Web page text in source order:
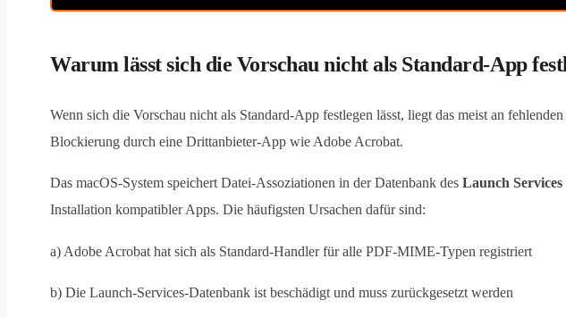
Warum lässt sich die Vorschau nicht als Standard-App
Wenn sich die Vorschau nicht als Standard-App festlegen lässt, liegt das meist an
Blockierung durch eine Drittanbieter-App wie Adobe Acrobat.
Das macOS-System speichert Datei-Assoziationen in der Datenbank des Launch
Installation kompatibler Apps. Die häufigsten Ursachen dafür sind:
a) Adobe Acrobat hat sich als Standard-Handler für alle PDF-MIME-Typen registriert
b) Die Launch-Services-Datenbank ist beschädigt und muss zurückgesetzt werden